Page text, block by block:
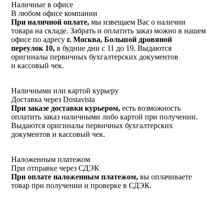
Наличные в офисе
В любом офисе компании
При наличной оплате, мы извещаем Вас о наличии
товара на складе. Забрать и оплатить заказ можно в нашем
офисе по адресу г. Москва, Большой дровяной
переулок 10, в будние дни с 11 до 19. Выдаются
оригиналы первичных бухгалтерских документов
и кассовый чек.
Наличными или картой курьеру
Доставка через Dostavista
При заказе доставки курьером, есть возможность
оплатить заказ наличными либо картой при получении.
Выдаются оригиналы первичных бухгалтерских
документов и кассовый чек.
Наложенным платежом
При отправке через СДЭК
При оплате наложенным платежом, вы оплачиваете
товар при получении и проверке в СДЭК.